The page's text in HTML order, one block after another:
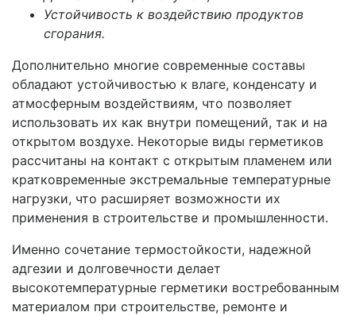
Устойчивость к воздействию продуктов
сгорания.
Дополнительно многие современные составы
обладают устойчивостью к влаге, конденсату и
атмосферным воздействиям, что позволяет
использовать их как внутри помещений, так и на
открытом воздухе. Некоторые виды герметиков
рассчитаны на контакт с открытым пламенем или
кратковременные экстремальные температурные
нагрузки, что расширяет возможности их
применения в строительстве и промышленности.
Именно сочетание термостойкости, надежной
адгезии и долговечности делает
высокотемпературные герметики востребованным
материалом при строительстве, ремонте и